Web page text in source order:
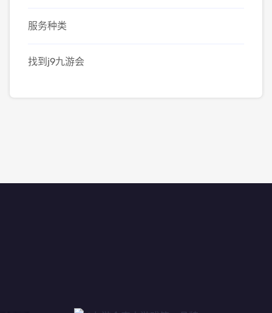
服务种类
找到j9九游会